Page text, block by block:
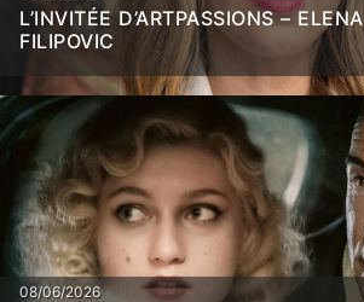
L’INVITÉE D’ARTPASSIONS – ELENA
FILIPOVIC
08/06/2026